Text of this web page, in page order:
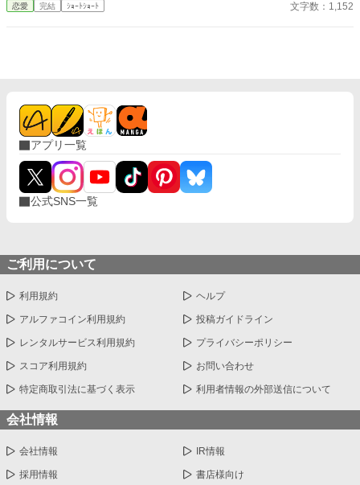
恋愛 完結 ｼｮｰﾄｼｮｰﾄ 文字数：1,152
アプリ一覧
公式SNS一覧
ご利用について
利用規約 ヘルプ
アルファコイン利用規約 投稿ガイドライン
レンタルサービス利用規約 プライバシーポリシー
スコア利用規約 お問い合わせ
特定商取引法に基づく表示 利用者情報の外部送信について
会社情報
会社情報 IR情報
採用情報 書店様向け